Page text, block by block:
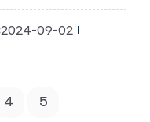
2024-09-02
4 5